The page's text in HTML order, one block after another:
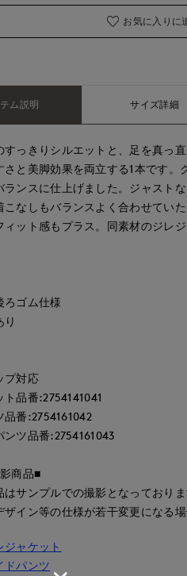
お気に入りに
ム説明 サイズ詳細
すっきりシルエットと、足を真っ
さと美脚効果を両立する1本です。
ランスに仕上げました。ジャスト
こなしもバランスよく合わせてい
ィット感もプラス。同素材のジレ
ろゴム仕様
り
プ対応
品番:2754141041
品番:2754161042
ンツ品番:2754161043
商品■
はサンプルでの撮影となっており
イン等の仕様が若干変更になる場
ジャケット
ドパンツ